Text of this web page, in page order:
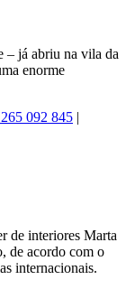
– já abriu na vila da
enorme
092 845 |
de interiores Marta
de acordo com o
internacionais.